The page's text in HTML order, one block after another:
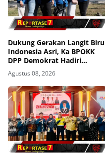
Dukung Gerakan Langit Biru
Indonesia Asri, Ka BPOKK
DPP Demokrat Hadiri
Kegiatan di Loteng
Agustus 08, 2026